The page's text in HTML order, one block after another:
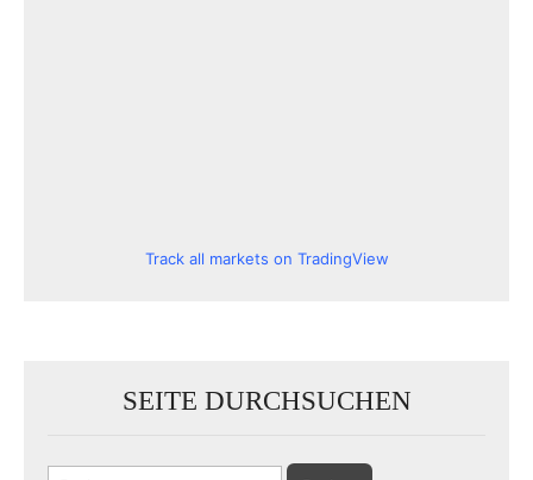
Track all markets on TradingView
SEITE DURCHSUCHEN
Suchen